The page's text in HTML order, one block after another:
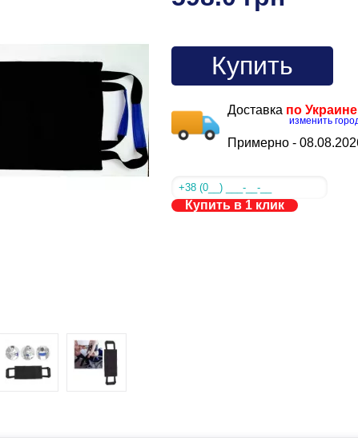
Купить
Доставка по Украине
изменить
Примерно -
Купить в 1 клик